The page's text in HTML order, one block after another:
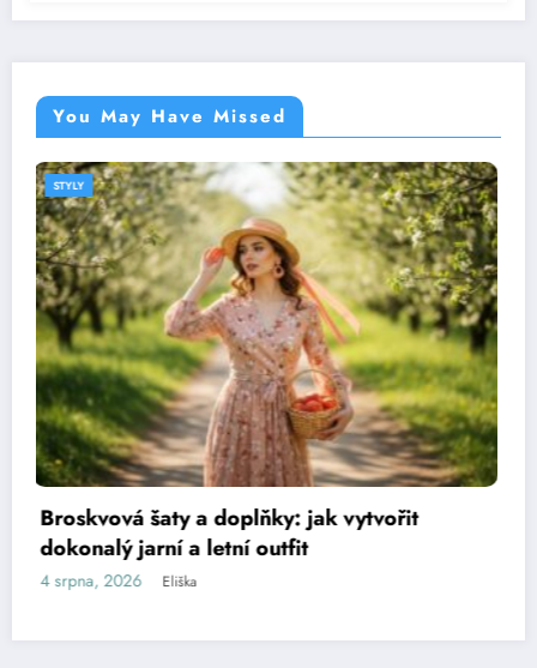
You May Have Missed
STYLY
Jak se obléct na svatbu bez hostiny:
praktický průvodce vhodným oblečením
3 srpna, 2026 Eliška